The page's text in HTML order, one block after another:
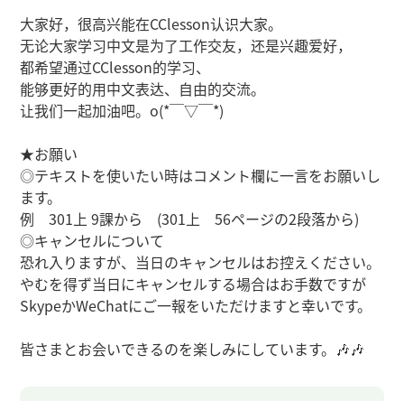
大家好，很高兴能在CClesson认识大家。
无论大家学习中文是为了工作交友，还是兴趣爱好，
都希望通过CClesson的学习、
能够更好的用中文表达、自由的交流。
让我们一起加油吧。o(*￣▽￣*)
★お願い
◎テキストを使いたい時はコメント欄に一言をお願いし
ます。
例 301上 9課から (301上 56ページの2段落から)
◎キャンセルについて
恐れ入りますが、当日のキャンセルはお控えください。
やむを得ず当日にキャンセルする場合はお手数ですが
SkypeかWeChatにご一報をいただけますと幸いです。
皆さまとお会いできるのを楽しみにしています。🎶🎶